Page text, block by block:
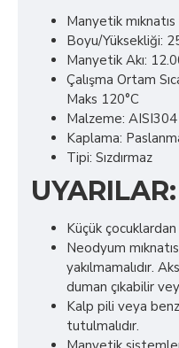
Manyetik
Boyu/Yüksekliği:
Manyetik Akı:
Çalışma Ortam
Maks 120°C
Malzeme:
Kaplama:
Tipi: Sızdırmaz
UYARILAR:
Küçük
Neodyum
yakılmamalıdır.
duman çıkabilir
Kalp pili veya
tutulmalıdır.